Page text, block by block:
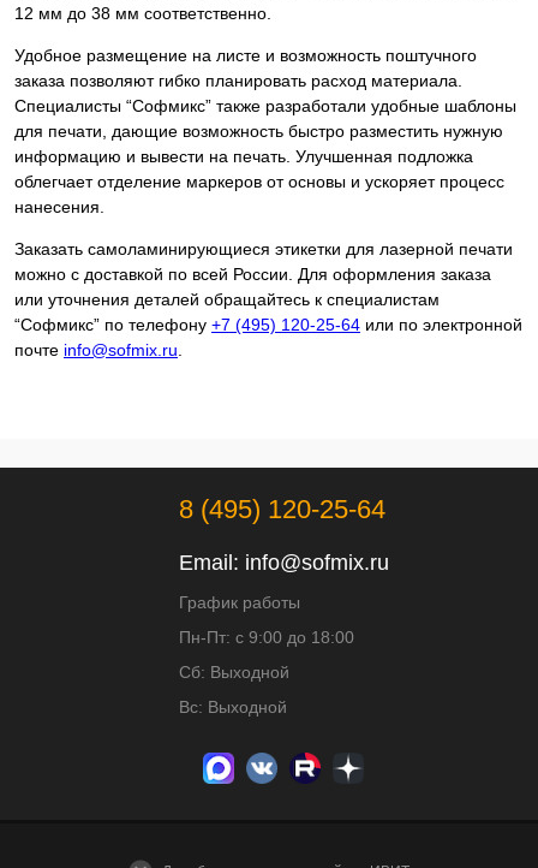
12 мм до 38 мм соответственно.
Удобное размещение на листе и возможность поштучного
заказа позволяют гибко планировать расход материала.
Специалисты “Софмикс” также разработали удобные шаблоны
для печати, дающие возможность быстро разместить нужную
информацию и вывести на печать. Улучшенная подложка
облегчает отделение маркеров от основы и ускоряет процесс
нанесения.
Заказать самоламинирующиеся этикетки для лазерной печати
можно с доставкой по всей России. Для оформления заказа
или уточнения деталей обращайтесь к специалистам
“Софмикс” по телефону +7 (495) 120-25-64 или по электронной
почте info@sofmix.ru.
8 (495) 120-25-64
Email: info@sofmix.ru
График работы
Пн-Пт: с 9:00 до 18:00
Сб: Выходной
Вс: Выходной